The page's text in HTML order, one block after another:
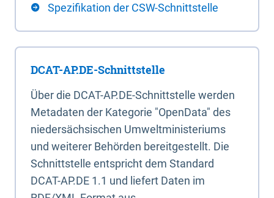
Spezifikation der CSW-Schnittstelle
DCAT-AP.DE-Schnittstelle
Über die DCAT-AP.DE-Schnittstelle werden
Metadaten der Kategorie "OpenData" des
niedersächsischen Umweltministeriums
und weiterer Behörden bereitgestellt. Die
Schnittstelle entspricht dem Standard
DCAT-AP.DE 1.1 und liefert Daten im